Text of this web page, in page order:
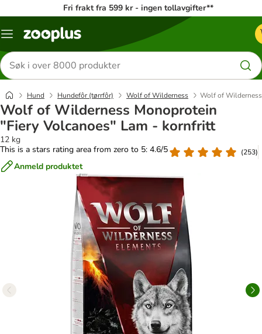
Fri frakt fra 599 kr - ingen tollavgifter**
Katalogmeny
Søk
etter
produkter
Hund Hundefôr (tørrfôr) Wolf of Wilderness Wolf of
Wolf of Wilderness Monoprotein
"Fiery Volcanoes" Lam - kornfritt
12 kg
This is a stars rating area from zero to 5: 4.6/5
(253)
Anmeld produktet